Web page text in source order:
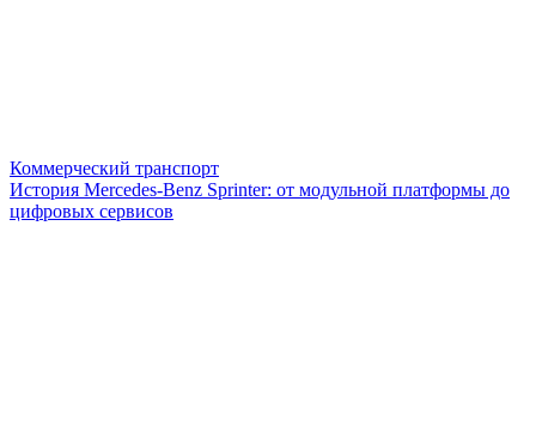
Коммерческий транспорт
История Mercedes-Benz Sprinter: от модульной платформы до
цифровых сервисов